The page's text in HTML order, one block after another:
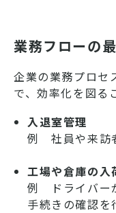
業務フローの
企業の業務プロセ
で、効率化を図る
入退室管理
例 社員や来訪
工場や倉庫の入
例 ドライバー
手続きの確認を